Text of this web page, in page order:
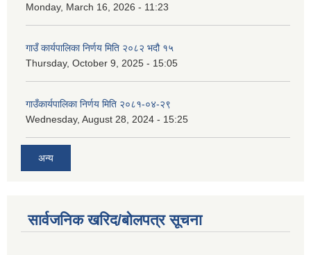
Monday, March 16, 2026 - 11:23
गाउँ कार्यपालिका निर्णय मिति २०८२ भदौ १५
Thursday, October 9, 2025 - 15:05
गाउँकार्यपालिका निर्णय मिति २०८१-०४-२९
Wednesday, August 28, 2024 - 15:25
अन्य
सार्वजनिक खरिद/बोलपत्र सूचना